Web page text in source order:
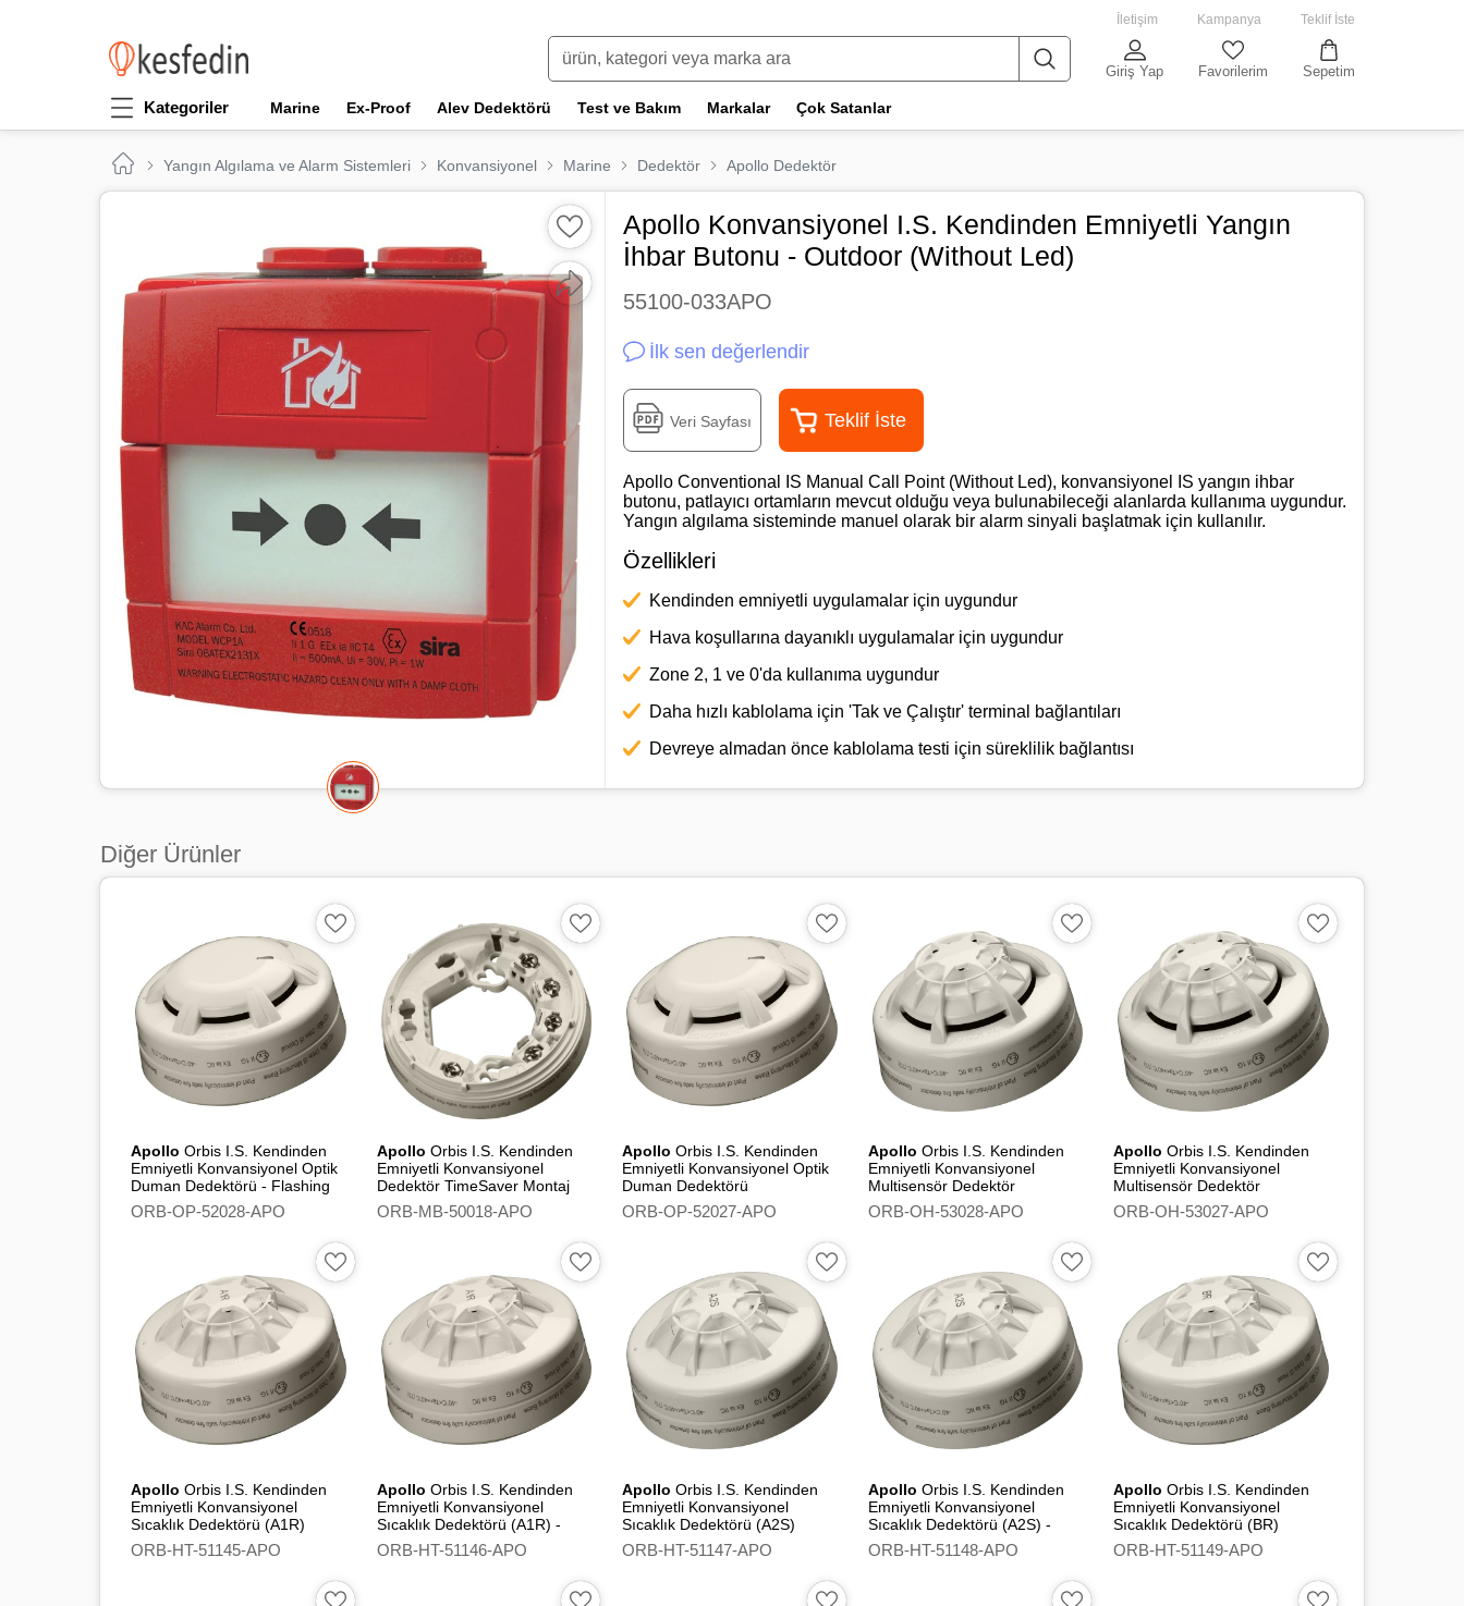
İletişim Kampanya Teklif İste
Sepetim
Favorilerim
Giriş Yap
Kategoriler Marine Ex-Proof Alev Dedektörü Test ve Bakım Markalar Çok Satanlar
Yangın Algılama ve Alarm Sistemleri Konvansiyonel Marine Dedektör Apollo Dedektör
Apollo Konvansiyonel I.S. Kendinden Emniyetli Yangın
İhbar Butonu - Outdoor (Without Led)
55100-033APO
İlk sen değerlendir
Veri Sayfası Teklif İste
Apollo Conventional IS Manual Call Point (Without Led), konvansiyonel IS yangın ihbar
butonu, patlayıcı ortamların mevcut olduğu veya bulunabileceği alanlarda kullanıma uygundur.
Yangın algılama sisteminde manuel olarak bir alarm sinyali başlatmak için kullanılır.
Özellikleri
Kendinden emniyetli uygulamalar için uygundur
Hava koşullarına dayanıklı uygulamalar için uygundur
Zone 2, 1 ve 0'da kullanıma uygundur
Daha hızlı kablolama için 'Tak ve Çalıştır' terminal bağlantıları
Devreye almadan önce kablolama testi için süreklilik bağlantısı
Maksimum Anahtarlama Akımı 500mA
IP derecesi IP67
Çalışma Sıcaklığı -25°C ila +70°C
Güç 1W
Standards
Approvals and Certifications
Diğer Ürünler
Apollo Orbis I.S. Kendinden
Emniyetli Konvansiyonel Optik
Duman Dedektörü - Flashing
Led
ORB-OP-52028-APO
Apollo Orbis I.S. Kendinden
Emniyetli Konvansiyonel
Dedektör TimeSaver Montaj
Tabanı
ORB-MB-50018-APO
Apollo Orbis I.S. Kendinden
Emniyetli Konvansiyonel Optik
Duman Dedektörü
ORB-OP-52027-APO
Apollo Orbis I.S. Kendinden
Emniyetli Konvansiyonel
Multisensör Dedektör
(Optical/Heat) - Flashing Led
ORB-OH-53028-APO
Apollo Orbis I.S. Kendinden
Emniyetli Konvansiyonel
Multisensör Dedektör
(Optical/Heat)
ORB-OH-53027-APO
Apollo Orbis I.S. Kendinden
Emniyetli Konvansiyonel
Sıcaklık Dedektörü (A1R)
ORB-HT-51145-APO
Apollo Orbis I.S. Kendinden
Emniyetli Konvansiyonel
Sıcaklık Dedektörü (A1R) -
Flashing Led
ORB-HT-51146-APO
Apollo Orbis I.S. Kendinden
Emniyetli Konvansiyonel
Sıcaklık Dedektörü (A2S)
ORB-HT-51147-APO
Apollo Orbis I.S. Kendinden
Emniyetli Konvansiyonel
Sıcaklık Dedektörü (A2S) -
Flashing Led
ORB-HT-51148-APO
Apollo Orbis I.S. Kendinden
Emniyetli Konvansiyonel
Sıcaklık Dedektörü (BR)
ORB-HT-51149-APO